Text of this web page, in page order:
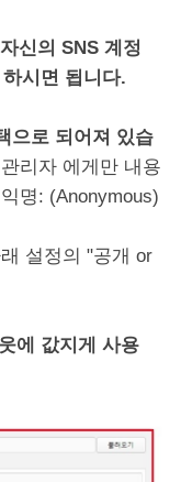
신의 SNS 계정
시면 됩니다.
으로 되어져 있습
리자 에게만 내용
명: (Anonymous)
설정의 "공개 or
에 값지게 사용